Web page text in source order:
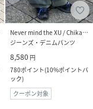
Never mind the XU / Chikashitsu+
ジーンズ・デニムパンツ
8,580 円
780ポイント(10%ポイントバ
ック)
クーポン対象